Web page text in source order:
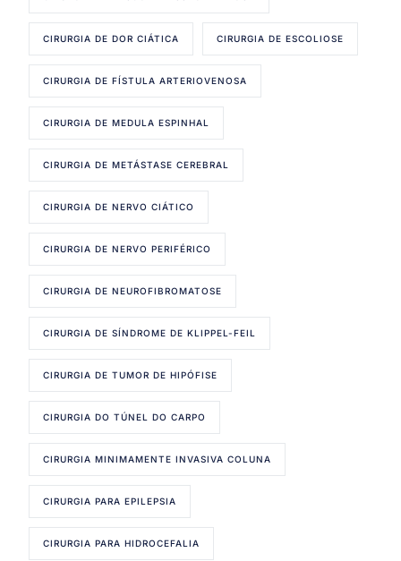
CIRURGIA DE DOR CIÁTICA CIRURGIA DE ESCOLIOSE
CIRURGIA DE FÍSTULA ARTERIOVENOSA
CIRURGIA DE MEDULA ESPINHAL
CIRURGIA DE METÁSTASE CEREBRAL
CIRURGIA DE NERVO CIÁTICO
CIRURGIA DE NERVO PERIFÉRICO
CIRURGIA DE NEUROFIBROMATOSE
CIRURGIA DE SÍNDROME DE KLIPPEL-FEIL
CIRURGIA DE TUMOR DE HIPÓFISE
CIRURGIA DO TÚNEL DO CARPO
CIRURGIA MINIMAMENTE INVASIVA COLUNA
CIRURGIA PARA EPILEPSIA
CIRURGIA PARA HIDROCEFALIA